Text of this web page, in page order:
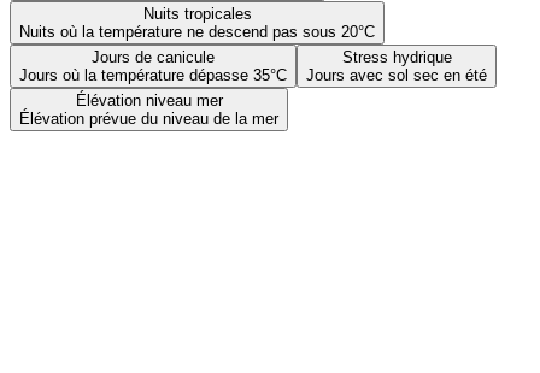
Nuits tropicales
Nuits où la température ne descend pas sous 20°C
Jours de canicule
Jours où la température dépasse 35°C
Stress hydrique
Jours avec sol sec en été
Élévation niveau mer
Élévation prévue du niveau de la mer